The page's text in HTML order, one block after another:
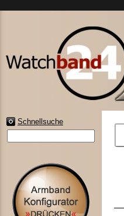
Schnellsuche